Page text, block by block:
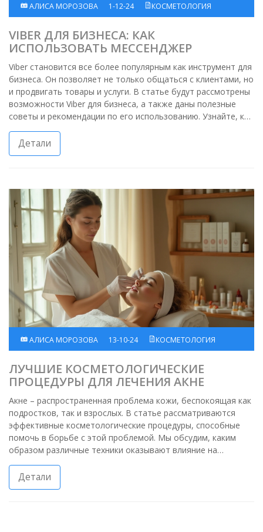
АЛИСА МОРОЗОВА 1-12-24 КОСМЕТОЛОГИЯ
VIBER ДЛЯ БИЗНЕСА: КАК
ИСПОЛЬЗОВАТЬ МЕССЕНДЖЕР
Viber становится все более популярным как инструмент для
бизнеса. Он позволяет не только общаться с клиентами, но
и продвигать товары и услуги. В статье будут рассмотрены
возможности Viber для бизнеса, а также даны полезные
советы и рекомендации по его использованию. Узнайте, как
маркетинга онлайн.
Детали
АЛИСА МОРОЗОВА 13-10-24 КОСМЕТОЛОГИЯ
ЛУЧШИЕ КОСМЕТОЛОГИЧЕСКИЕ
ПРОЦЕДУРЫ ДЛЯ ЛЕЧЕНИЯ АКНЕ
Акне – распространенная проблема кожи, беспокоящая как
подростков, так и взрослых. В статье рассматриваются
эффективные косметологические процедуры, способные
помочь в борьбе с этой проблемой. Мы обсудим, каким
образом различные техники оказывают влияние на
состояние кожи и какие из них наиболее результативны.
Также приведем несколько советов по уходу за кожей,
чтобы предотвратить повторное появление высыпаний.
Детали